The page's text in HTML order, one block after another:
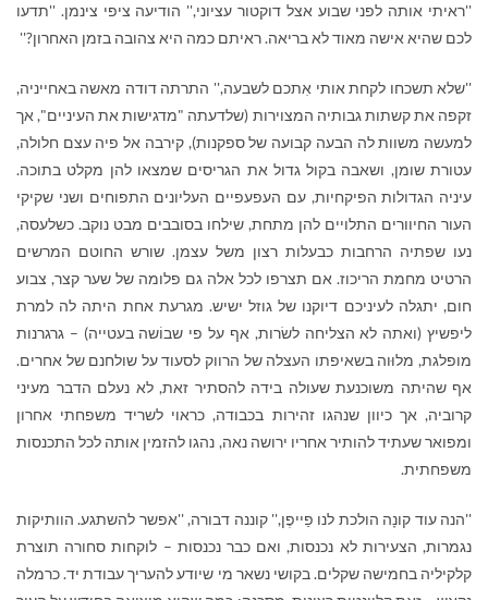
''ראיתי אותה לפני שבוע אצל דוקטור עציוני,'' הודיעה ציפי צינמן. ''תדעו
לכם שהיא אישה מאוד לא בריאה. ראיתם כמה היא צהובה בזמן האחרון?''
''שלא תשכחו לקחת אותי אִתכם לשבעה,'' התרתה דודה מאשה באחייניה,
זקפה את קשתות גבותיה המצוירות (שלדעתה "מדגישות את העיניים", אך
למעשה משוות לה הבעה קבועה של ספקנות), קירבה אל פיה עצם חלולה,
עטורת שומן, ושאבה בקול גדול את הגריסים שמצאו להן מקלט בתוכה.
עיניה הגדולות הפיקחיות, עם העפעפיים העליונים התפוחים ושני שקיקי
העור החיוורים התלויים להן מתחת, שילחו בסובבים מבט נוקב. כשלעסה,
נעו שפתיה הרחבות כבעלות רצון משל עצמן. שורש החוטם המרשים
הרטיט מחמת הריכוז. אם תצרפו לכל אלה גם פלומה של שער קצר, צבוע
חום, יתגלה לעיניכם דיוקנו של גוזל ישיש. מגרעת אחת היתה לה למרת
ליפשיץ (ואתה לא הצליחה לשׂרות, אף על פי שבוֹשה בעטייה) – גרגרנות
מופלגת, מלוּוה בשאיפתו העצלה של הרווק לסעוד על שולחנם של אחרים.
אף שהיתה משוכנעת שעולה בידה להסתיר זאת, לא נעלם הדבר מעיני
קרוביה, אך כיוון שנהגו זהירות בכבודה, כראוי לשריד משפחתי אחרון
ומפואר שעתיד להותיר אחריו ירושה נאה, נהגו להזמין אותה לכל התכנסות
משפחתית.
''הנה עוד קונָה הולכת לנו פַייפֶן,'' קוננה דבורה, ''אפשר להשתגע. הוותיקות
נגמרות, הצעירות לא נכנסות, ואם כבר נכנסות – לוקחות סחורה תוצרת
קלקיליה בחמישה שקלים. בקושי נשאר מי שיודע להעריך עבודת יד. כרמלה